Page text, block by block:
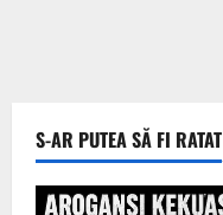
S-AR PUTEA SĂ FI RATAT